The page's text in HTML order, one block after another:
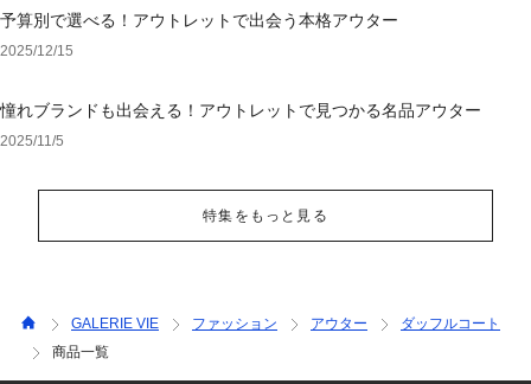
予算別で選べる！アウトレットで出会う本格アウター
2025/12/15
憧れブランドも出会える！アウトレットで見つかる名品アウター
2025/11/5
特集をもっと見る
GALERIE VIE ファッション アウター
ダッフルコート
商品一覧